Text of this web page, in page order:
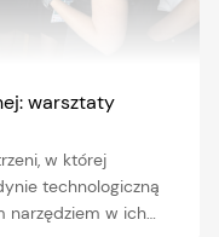
warsztaty
w której
technologiczną
w ich…